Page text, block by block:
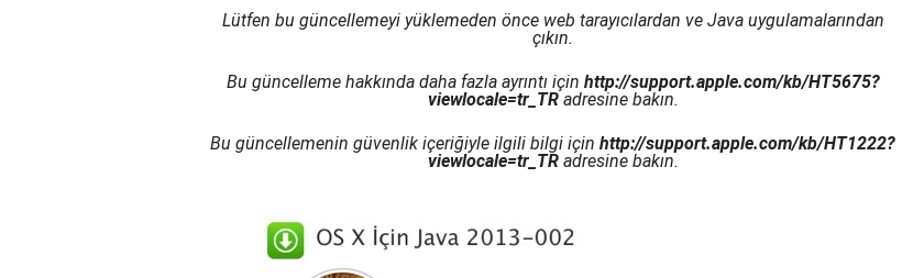
Lütfen bu güncellemeyi yüklemeden önce web tarayıcılardan ve Java uygulamalarından
çıkın.
Bu güncelleme hakkında daha fazla ayrıntı için http://support.apple.com/kb/HT5675?
viewlocale=tr_TRadresine bakın.
Bu güncellemenin güvenlik içeriğiyle ilgili bilgi için http://support.apple.com/kb/HT1222?
viewlocale=tr_TRadresine bakın.